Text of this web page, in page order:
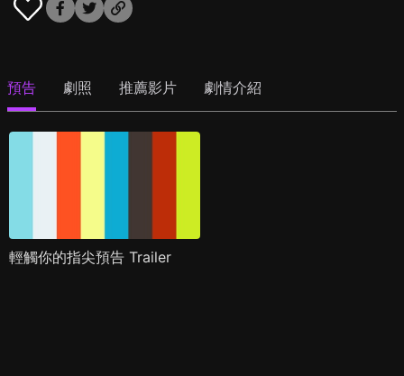
預告 劇照 推薦影片 劇情介紹
輕觸你的指尖預告 Trailer